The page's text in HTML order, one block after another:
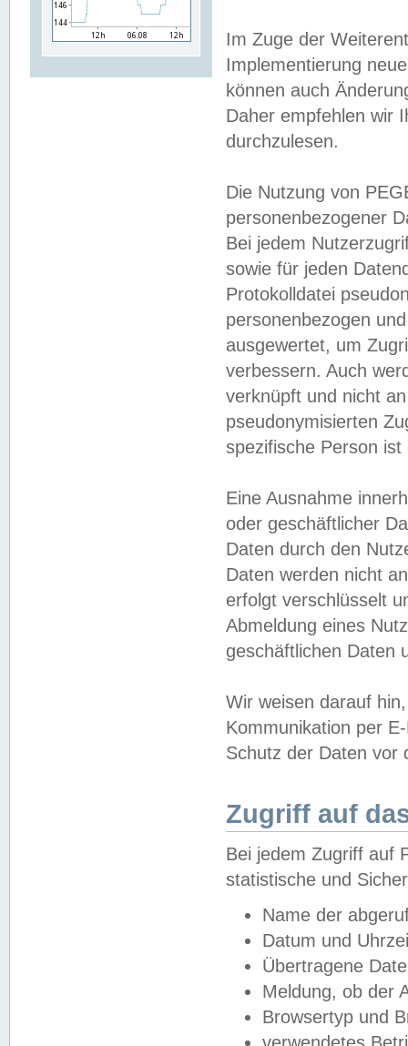
Im Zuge der
Implementierung
können auch
Daher empfehlen wir
durchzulesen.
Die Nutzung von
personenbezogener
Bei jedem
sowie für jeden
Protokolldatei
personenbezogen
ausgewertet, um
verbessern. Auch
verknüpft und nicht
pseudonymisierten
spezifische Person
Eine Ausnahme
oder geschäftlicher
Daten durch den
Daten werden nicht
erfolgt verschlüsselt
Abmeldung eines
geschäftlichen Daten
Wir weisen darauf
Kommunikation per
Schutz der Daten vor
Zugriff auf
Bei jedem Zugriff auf
statistische und
Name der
Datum und
Übertragene
Meldung, ob der
Browsertyp und